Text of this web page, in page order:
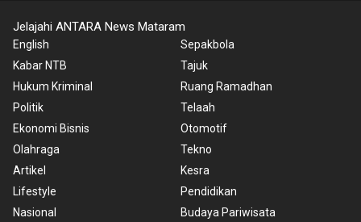
Jelajahi ANTARA News Mataram
English
Kabar NTB
Hukum Kriminal
Politik
Ekonomi Bisnis
Olahraga
Artikel
Lifestyle
Nasional
Sepakbola
Tajuk
Ruang Ramadhan
Telaah
Otomotif
Tekno
Kesra
Pendidikan
Budaya Pariwisata